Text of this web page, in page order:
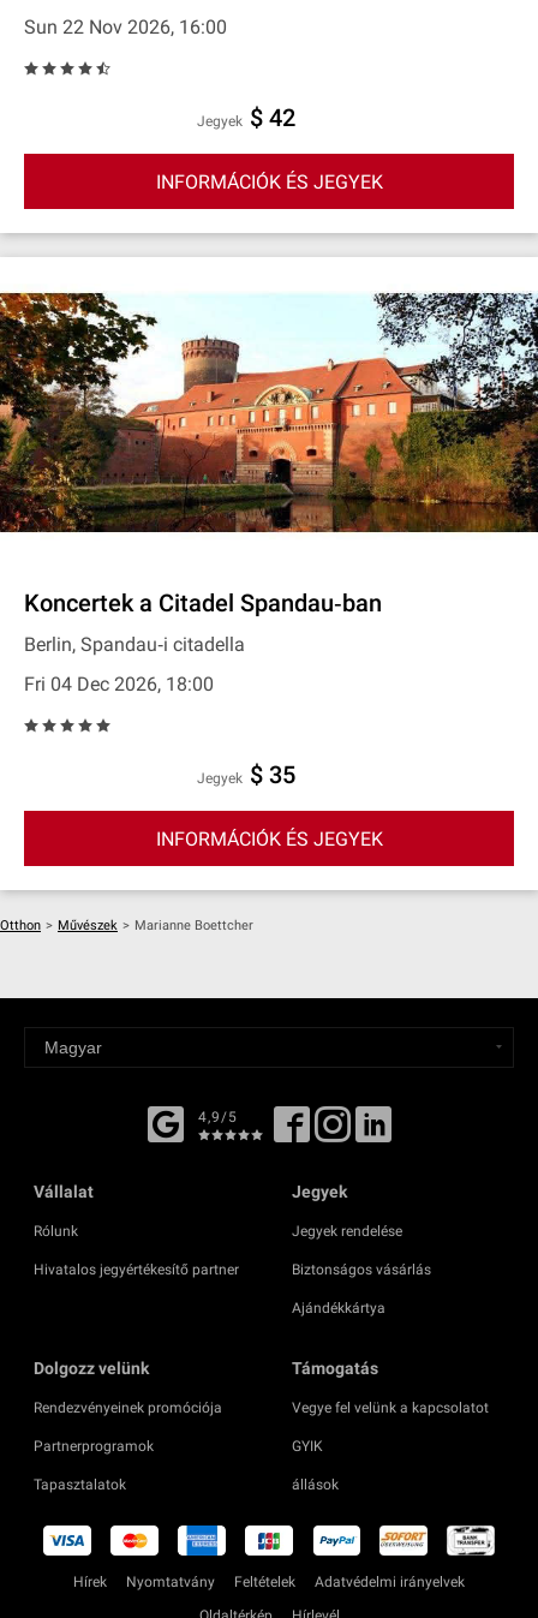
Sun 22 Nov 2026, 16:00
Jegyek $ 42
INFORMÁCIÓK ÉS JEGYEK
Koncertek a Citadel Spandau‐ban
Berlin, Spandau‐i citadella
Fri 04 Dec 2026, 18:00
Jegyek $ 35
INFORMÁCIÓK ÉS JEGYEK
Otthon > Művészek > Marianne Boettcher
4,9/5
Vállalat
Rólunk
Hivatalos jegyértékesítő partner
Jegyek
Jegyek rendelése
Biztonságos vásárlás
Ajándékkártya
Dolgozz velünk
Rendezvényeinek promóciója
Partnerprogramok
Tapasztalatok
Támogatás
Vegye fel velünk a kapcsolatot
GYIK
állások
Hírek Nyomtatvány Feltételek
Adatvédelmi irányelvek